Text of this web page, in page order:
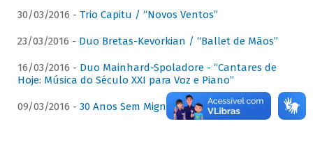
30/03/2016 - Trio Capitu / “Novos Ventos”
23/03/2016 - Duo Bretas-Kevorkian / “Ballet de Mãos”
16/03/2016 - Duo Mainhard-Spoladore - “Cantares de
Hoje: Música do Século XXI para Voz e Piano”
09/03/2016 - 30 Anos Sem Mignone